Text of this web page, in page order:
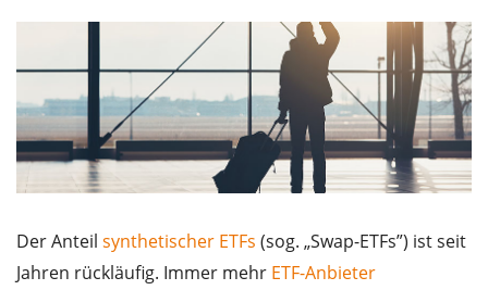
Der Anteil synthetischer ETFs (sog. „Swap-ETFs”) ist seit
Jahren rückläufig. Immer mehr ETF-Anbieter